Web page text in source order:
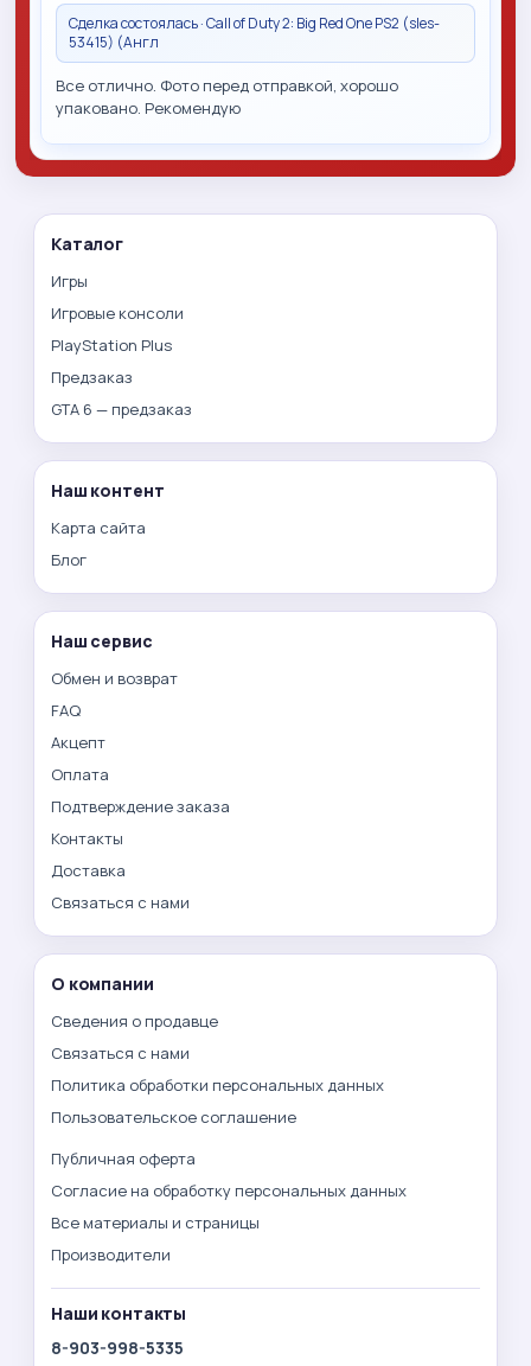
Сделка состоялась · Call of Duty 2: Big Red One PS2 (sles-
53415) (Англ
Все отлично. Фото перед отправкой, хорошо
упаковано. Рекомендую
Каталог
Игры
Игровые консоли
PlayStation Plus
Предзаказ
GTA 6 — предзаказ
Наш контент
Карта сайта
Блог
Наш сервис
Обмен и возврат
FAQ
Акцепт
Оплата
Подтверждение заказа
Контакты
Доставка
Связаться с нами
О компании
Сведения о продавце
Связаться с нами
Политика обработки персональных данных
Пользовательское соглашение
Публичная оферта
Согласие на обработку персональных данных
Все материалы и страницы
Производители
Наши контакты
8-903-998-5335